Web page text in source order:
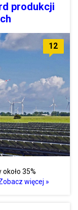
produkcji
12
35%
więcej »